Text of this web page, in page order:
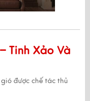
Tinh Xảo Và
gió được chế tác thủ